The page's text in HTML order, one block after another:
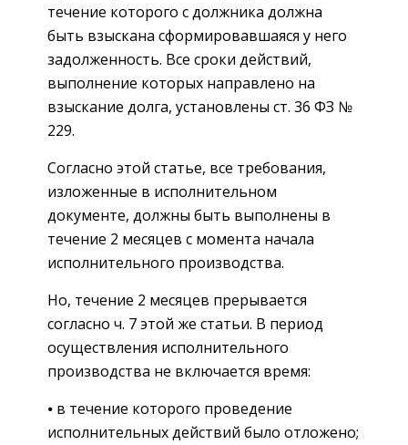
течение которого с должника должна
быть взыскана сформировавшаяся у него
задолженность. Все сроки действий,
выполнение которых направлено на
взыскание долга, установлены ст. 36 ФЗ №
229.
Согласно этой статье, все требования,
изложенные в исполнительном
документе, должны быть выполнены в
течение 2 месяцев с момента начала
исполнительного производства.
Но, течение 2 месяцев прерывается
согласно ч. 7 этой же статьи. В период
осуществления исполнительного
производства не включается время:
⦁ в течение которого проведение
исполнительных действий было отложено;